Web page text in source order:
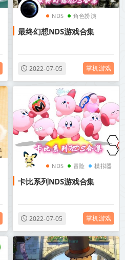
NDS 角色扮演
模拟器
最终幻想NDS游戏合集
2022-07-05 掌机游戏
NDS 冒险 模拟器
卡比系列NDS游戏合集
2022-07-05 掌机游戏